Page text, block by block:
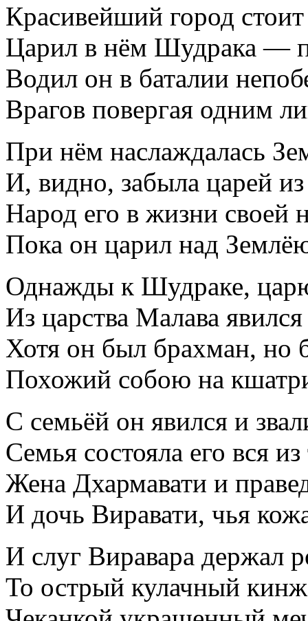
Красивейший город
Царил в нём Шудрака —
Водил он в баталии
Врагов повергая одним
При нём наслаждалась
И, видно, забыла царей
Народ его в жизни своей
Пока он царил над
Однажды к Шудраке,
Из царства Малава
Хотя он был брахман, но
Похожий собою на
С семьёй он явился и
Семья состояла его вся
Жена Дхармавати и
И дочь Виравати, чья
И слуг Виравара держал
То острый кулачный